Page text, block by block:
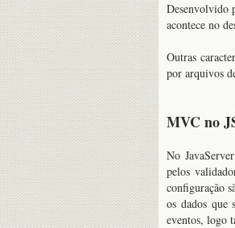
Desenvolvido
acontece no
Outras
por arquivos
MVC no
No
pelos
configuração
os dados que
eventos, logo